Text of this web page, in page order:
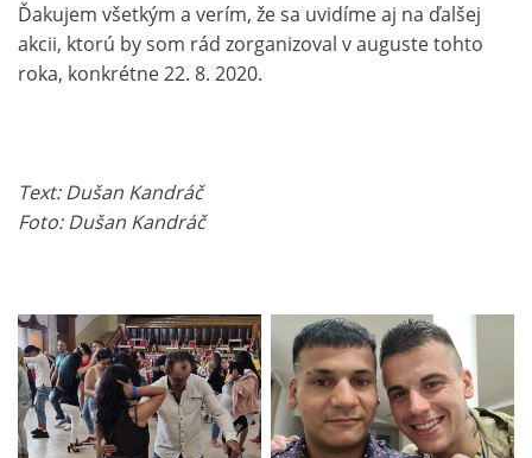
Ďakujem všetkým a verím, že sa uvidíme aj na ďalšej
akcii, ktorú by som rád zorganizoval v auguste tohto
roka, konkrétne 22. 8. 2020.
Text: Dušan Kandráč
Foto: Dušan Kandráč